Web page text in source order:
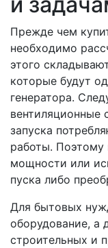
Прежде чем
необходимо
этого
которые будут
генератора.
вентиляционные
запуска
работы. Поэтому
мощности или
пуска либо
Для бытовых
оборудование, а
строительных и